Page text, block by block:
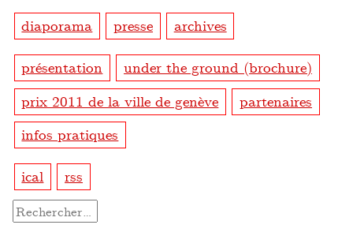
diaporama presse archives
présentation
under the ground (brochure)
prix 2011 de la ville de genève
partenaires
infos pratiques
ical rss
Rechercher :